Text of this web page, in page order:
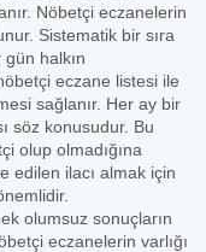
Nöbetçi eczanelerin
Sistematik bir sıra
halkın
eczane listesi ile
sağlanır. Her ay bir
söz konusudur. Bu
olup olmadığına
edilen ilacı almak için
olumsuz sonuçların
eczanelerin varlığı